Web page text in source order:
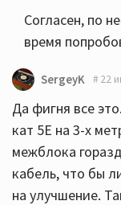
Согласен, по
время
SergeyK 22
Да фигня все
кат 5Е на 3-х
межблока
кабель, что бы
на улучшение.